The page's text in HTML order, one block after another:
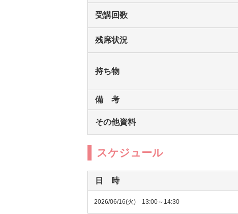
受講回数
残席状況
持ち物
備 考
その他資料
スケジュール
日 時
2026/06/16(火) 13:00～14:30